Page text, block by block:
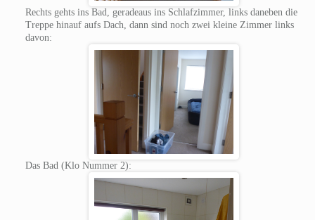
Rechts gehts ins Bad, geradeaus ins Schlafzimmer, links daneben die
Treppe hinauf aufs Dach, dann sind noch zwei kleine Zimmer links
davon:
Das Bad (Klo Nummer 2):